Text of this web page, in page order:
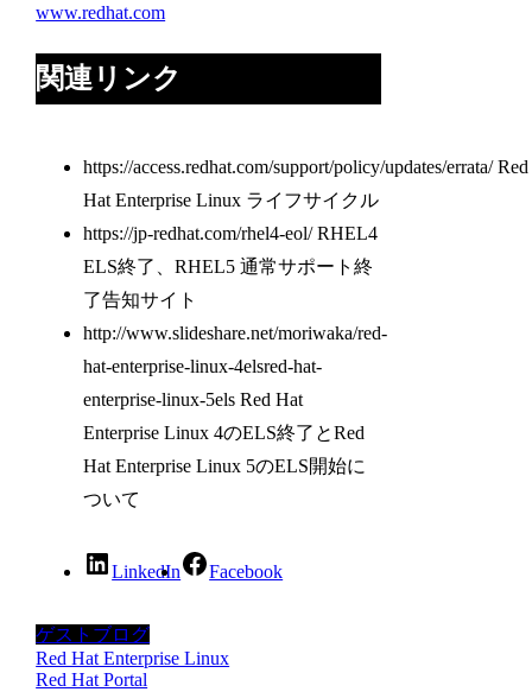
www.redhat.com
関連リンク
https://access.redhat.com/support/policy/updates/errata/ Red
Hat Enterprise Linux ライフサイクル
https://jp-redhat.com/rhel4-eol/ RHEL4
ELS終了、RHEL5 通常サポート終
了告知サイト
http://www.slideshare.net/moriwaka/red-
hat-enterprise-linux-4elsred-hat-
enterprise-linux-5elsRed Hat
Enterprise Linux 4のELS終了とRed
Hat Enterprise Linux 5のELS開始に
ついて
LinkedIn Facebook
ゲストブログ
Red Hat Enterprise Linux
Red Hat Portal